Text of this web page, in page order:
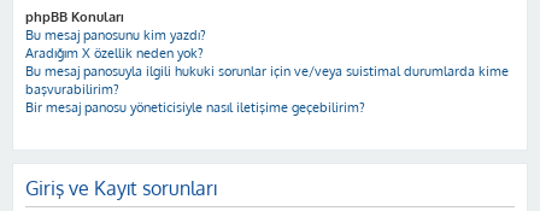
phpBB Konuları
Bu mesaj panosunu kim yazdı?
Aradığım X özellik neden yok?
Bu mesaj panosuyla ilgili hukuki sorunlar için ve/veya suistimal durumlarda kime
başvurabilirim?
Bir mesaj panosu yöneticisiyle nasıl iletişime geçebilirim?
Giriş ve Kayıt sorunları